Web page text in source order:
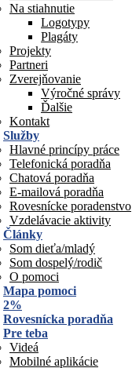
Na stiahnutie
Logotypy
Plagáty
Projekty
Partneri
Zverejňovanie
Výročné správy
Ďalšie
Kontakt
Služby
Hlavné princípy práce
Telefonická poradňa
Chatová poradňa
E-mailová poradňa
Rovesnícke poradenstvo
Vzdelávacie aktivity
Články
Som dieťa/mladý
Som dospelý/rodič
O pomoci
Mapa pomoci
2%
Rovesnícka poradňa
Pre teba
Videá
Mobilné aplikácie